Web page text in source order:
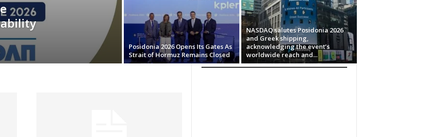
Posidonia 2026 Opens Its Gates As
Strait of Hormuz Remains Closed
NASDAQ salutes Posidonia 2026
and Greek shipping,
acknowledging the event’s
worldwide reach and...